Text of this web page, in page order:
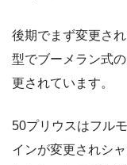
後期でまず変更さ
型でブーメラン式
更されています。
50プリウスはフル
インが変更されシ